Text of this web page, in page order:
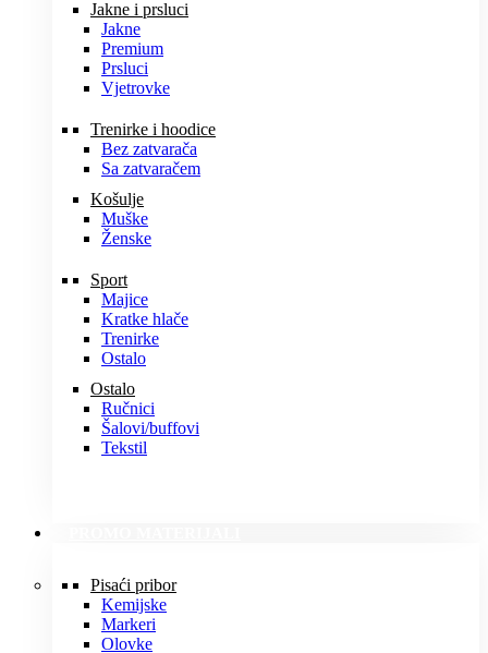
Jakne i prsluci
Jakne
Premium
Prsluci
Vjetrovke
Trenirke i hoodice
Bez zatvarača
Sa zatvaračem
Košulje
Muške
Ženske
Sport
Majice
Kratke hlače
Trenirke
Ostalo
Ostalo
Ručnici
Šalovi/buffovi
Tekstil
Pisaći pribor
Kemijske
Markeri
Olovke